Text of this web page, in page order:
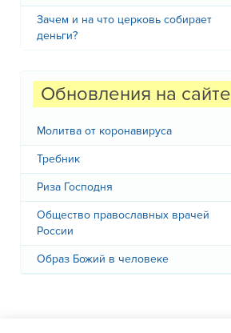
Зачем и на что церковь собирает
деньги?
Обновления на сайте
Молитва от коронавируса
Требник
Риза Господня
Общество православных врачей
России
Образ Божий в человеке